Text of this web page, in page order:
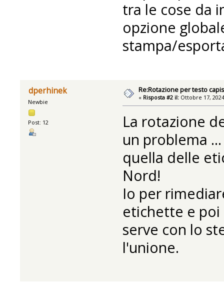
tra le cose da
opzione
stampa/
dperhinek
Newbie
Post: 12
Re:Rotazione per testo
« Risposta #2 il: Ottobre 17,
La rotazione
un problema
quella delle
Nord!
Io per
etichette e
serve con lo
l'unione.